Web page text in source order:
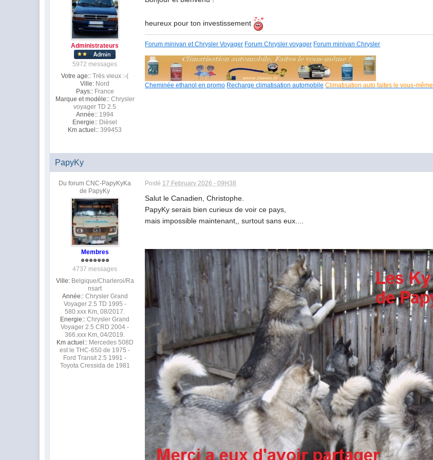
Administrateurs
5972 messages
Votre age:: Très vieux :-(
Ville: Nord
Pays:: France
Marque et modèle:: Chrysler
voyager TD 2.5
Année:: 1994
Energie:: Dièsel
Km actuel:: 399453
heureux pour ton investissement
Forum minivan et Chrysler Voyager Forum Chrysler voyager Forum minivan Chrysler
Cheminée ethanol en promo Recharge climatisation automobile Climatisation auto faites le vous-même
PapyKy
Du forum CNC-PapyKyKa
de PapyKy
Membres
4737 messages
Ville: Belgique/Charleroi/Ra
nsart
Année:: Chrysler Grand
Voyager 2.5 TD 1995 -
580.xxx Km, 08/2017.
Energie:: Chrysler Grand
Voyager 2.5 CRD 2004 -
366.xxx Km, 04/2019.
Km actuel:: Mercedes 508D
est le THC-650 de 1975 -
Ford Transit 2.5 1991 -
Toyota Cressida de 1981
Posté 17 February 2026 - 09H38
Salut le Canadien,Christophe.
PapyKy serais bien curieux de voir ce pays,
mais impossible maintenant,, surtout sans eux....